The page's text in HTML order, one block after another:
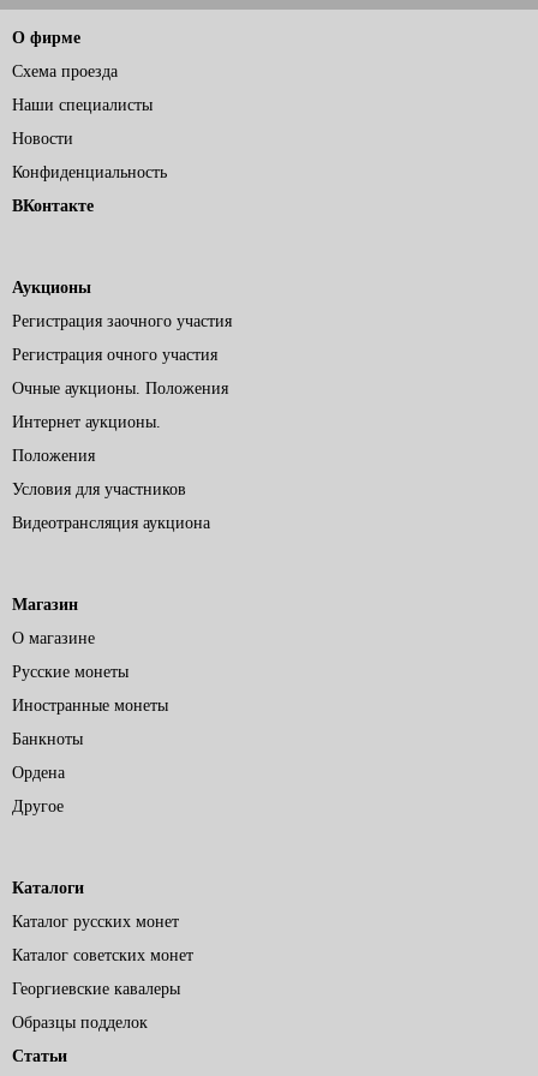
О фирме
Схема проезда
Наши специалисты
Новости
Конфиденциальность
ВКонтакте
Аукционы
Регистрация заочного участия
Регистрация очного участия
Очные аукционы. Положения
Интернет аукционы.
Положения
Условия для участников
Видеотрансляция аукциона
Магазин
О магазине
Русские монеты
Иностранные монеты
Банкноты
Ордена
Другое
Каталоги
Каталог русских монет
Каталог советских монет
Георгиевские кавалеры
Образцы подделок
Статьи